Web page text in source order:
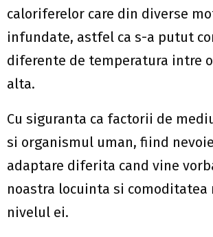
caloriferelor care din diverse
infundate, astfel ca s-a putut
diferente de temperatura intre
alta.
Cu siguranta ca factorii de
si organismul uman, fiind
adaptare diferita cand vine
noastra locuinta si comoditatea
nivelul ei.